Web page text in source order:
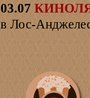
03.07
в Лос-